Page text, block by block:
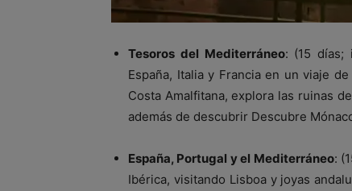
Tesoros del Mediterráneo: (15 días;
España, Italia y Francia en un viaje
Costa Amalfitana, explora las ruinas
además de descubrir Descubre
España, Portugal y el Mediterráneo:
Ibérica, visitando Lisboa y joyas